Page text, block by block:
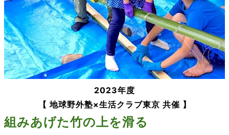
2023年度
【 地球野外塾×生活クラブ東京 共催 】
組みあげた竹の上を滑る